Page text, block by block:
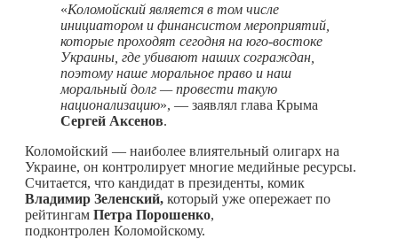
«Коломойский является в том числе
инициатором и финансистом мероприятий,
которые проходят сегодня на юго-востоке
Украины, где убивают наших сограждан,
поэтому наше моральное право и наш
моральный долг — провести такую
национализацию», — заявлял глава Крыма
Сергей Аксенов.
Коломойский — наиболее влиятельный олигарх на
Украине, он контролирует многие медийные ресурсы.
Считается, что кандидат в президенты, комик
Владимир Зеленский, который уже опережает по
рейтингам Петра Порошенко,
подконтролен Коломойскому.